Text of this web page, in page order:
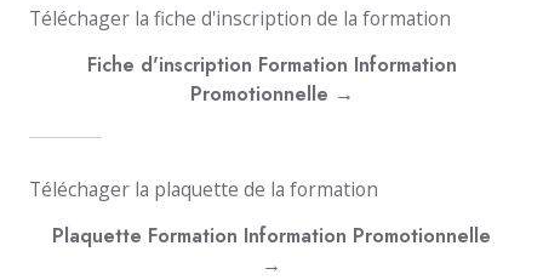
Téléchager la fiche d'inscription de la formation
Fiche d'inscription Formation Information
Promotionnelle →
Téléchager la plaquette de la formation
Plaquette Formation Information Promotionnelle
→